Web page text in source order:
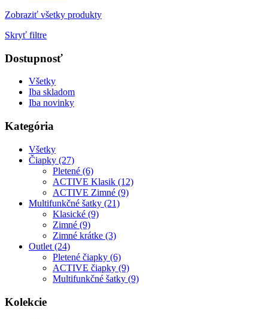
Zobraziť všetky produkty
Skryť filtre
Dostupnosť
Všetky
Iba skladom
Iba novinky
Kategória
Všetky
Čiapky (27)
Pletené (6)
ACTIVE Klasik (12)
ACTIVE Zimné (9)
Multifunkčné šatky (21)
Klasické (9)
Zimné (9)
Zimné krátke (3)
Outlet (24)
Pletené čiapky (6)
ACTIVE čiapky (9)
Multifunkčné šatky (9)
Kolekcie